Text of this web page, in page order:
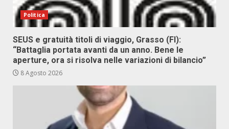
Politica
SEUS e gratuità titoli di viaggio, Grasso (FI):
“Battaglia portata avanti da un anno. Bene le
aperture, ora si risolva nelle variazioni di bilancio”
8 Agosto 2026